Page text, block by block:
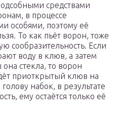
средствами
в процессе
особями, поэтому её
То как пьёт ворон, тоже
сообразительность. Если
воду в клюв, а затем
стекла, то ворон
приоткрытый клюв на
набок, в результате
ему остаётся только её